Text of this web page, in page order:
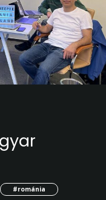
#románia